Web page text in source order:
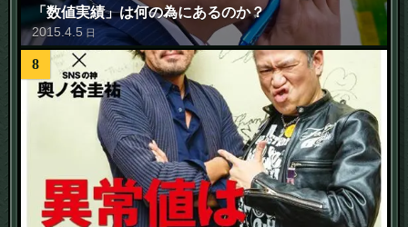
「数値実績」は何の為にあるのか？
2015 .4 .5 日
8